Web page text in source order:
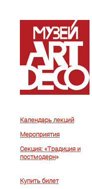
Календарь лекций
Мероприятия
Секция: «Традиция и
постмодерн»
Купить билет